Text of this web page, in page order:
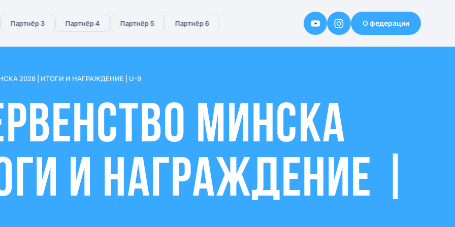
Партнёр 3 Партнёр 4 Партнёр 5 Партнёр 6 О федерации
2026 | ИТОГИ И НАГРАЖДЕНИЕ | U-9
МИНСКА
И НАГРАЖДЕНИЕ |